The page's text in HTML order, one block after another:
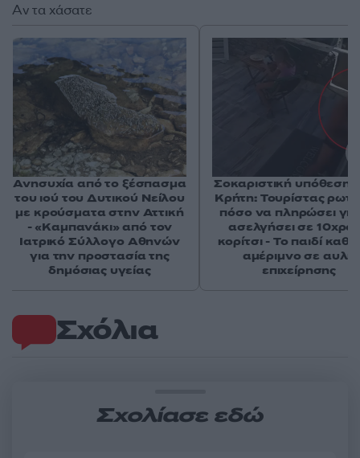
Σχόλια
Σχολίασε εδώ
Αν τα χάσατε
Ανησυχία από το ξέσπασμα
του ιού του Δυτικού Νείλου
με κρούσματα στην Αττική
- «Καμπανάκι» από τον
Ιατρικό Σύλλογο Αθηνών
για την προστασία της
δημόσιας υγείας
Σοκαριστική υπόθεση
Κρήτη: Τουρίστας
πόσο να πληρώσει
ασελγήσει σε
κορίτσι - Το παιδί
αμέριμνο σε αυλή
επιχείρησης